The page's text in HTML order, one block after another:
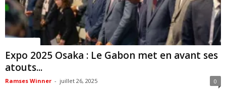
Expo 2025 Osaka : Le Gabon met en avant ses
atouts...
Ramses Winner - juillet 26, 2025 0